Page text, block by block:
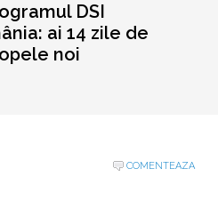
DSI
ai 14 zile de
noi
COMENTEAZA